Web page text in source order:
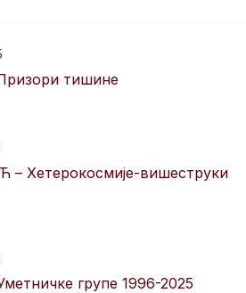
тишине
Хетерокосмије-вишеструки
групе 1996-2025